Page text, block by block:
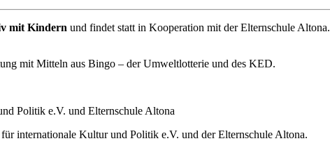
mit Kindern und findet statt in Kooperation mit der Elternschule Altona.
mit Mitteln aus Bingo – der Umweltlotterie und des KED.
Politik e.V. und Elternschule Altona
internationale Kultur und Politik e.V. und der Elternschule Altona.